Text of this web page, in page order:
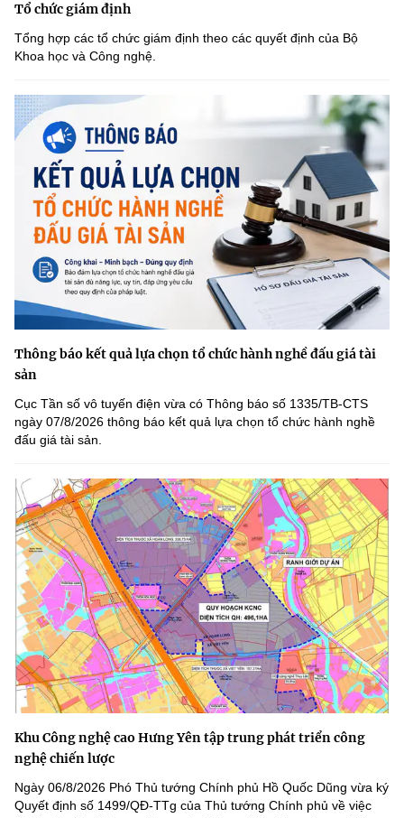
Tổ chức giám định
Tổng hợp các tổ chức giám định theo các quyết định của Bộ
Khoa học và Công nghệ.
Thông báo kết quả lựa chọn tổ chức hành nghề đấu giá tài
sản
Cục Tần số vô tuyến điện vừa có Thông báo số 1335/TB-CTS
ngày 07/8/2026 thông báo kết quả lựa chọn tổ chức hành nghề
đấu giá tài sản.
Khu Công nghệ cao Hưng Yên tập trung phát triển công
nghệ chiến lược
Ngày 06/8/2026 Phó Thủ tướng Chính phủ Hồ Quốc Dũng vừa ký
Quyết định số 1499/QĐ-TTg của Thủ tướng Chính phủ về việc